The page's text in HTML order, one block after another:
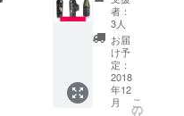
ト】 ・
ホー
リーか
らのお
得なワ
イン情
報 ・
Valturio
者：
3人
お届
け予
定：
2018
年12
月
こ
の